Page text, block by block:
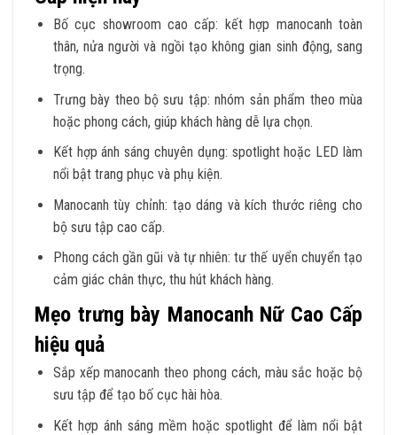
Bố cục showroom cao cấp: kết hợp manocanh toàn
thân, nửa người và ngồi tạo không gian sinh động, sang
trọng.
Trưng bày theo bộ sưu tập: nhóm sản phẩm theo mùa
hoặc phong cách, giúp khách hàng dễ lựa chọn.
Kết hợp ánh sáng chuyên dụng: spotlight hoặc LED làm
nổi bật trang phục và phụ kiện.
Manocanh tùy chỉnh: tạo dáng và kích thước riêng cho
bộ sưu tập cao cấp.
Phong cách gần gũi và tự nhiên: tư thế uyển chuyển tạo
cảm giác chân thực, thu hút khách hàng.
Mẹo trưng bày Manocanh Nữ Cao Cấp
hiệu quả
Sắp xếp manocanh theo phong cách, màu sắc hoặc bộ
sưu tập để tạo bố cục hài hòa.
Kết hợp ánh sáng mềm hoặc spotlight để làm nổi bật